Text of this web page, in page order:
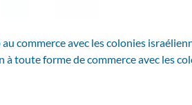
commerce avec les colonies
toute forme de commerce avec les